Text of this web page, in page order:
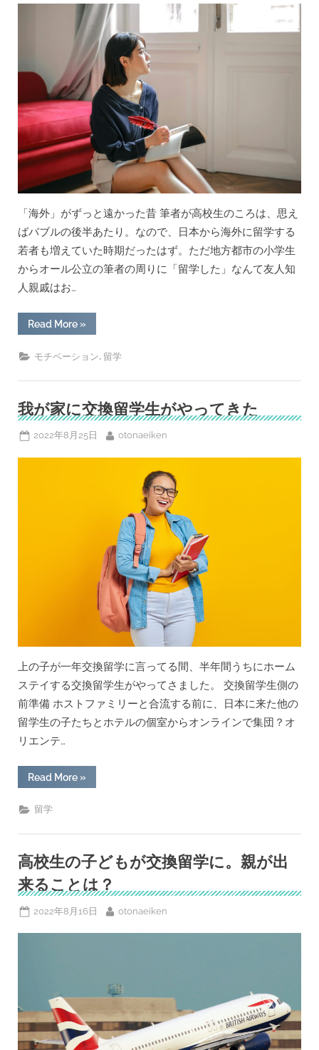
Coursera
の
英
語
学
習
へ
の
徹
底
活
用
法”
「海外」がずっと遠かった昔 筆者が高校生のころは、思え
ばバブルの後半あたり。なので、日本から海外に留学する
若者も増えていた時期だったはず。ただ地方都市の小学生
からオール公立の筆者の周りに「留学した」なんて友人知
人親戚はお…
Read More“海
外
学
を
見
え
で
き
な
か
»
モチベーション, 留学
我が家に交換留学生がやってきた
Posted
2022年8月25日 By
otonaeiken
上の子が一年交換留学に言ってる間、半年間うちにホーム
ステイする交換留学生がやってさました。 交換留学生側の
前準備 ホストファミリーと合流する前に、日本に来た他の
留学生の子たちとホテルの個室からオンラインで集団？オ
リエンテ…
Read More“我
が
留
生
が
や
っ
て
き
た”
»
留学
高校生の子どもが交換留学に。親が出
来ることは？
Posted
2022年8月16日 By
otonaeiken